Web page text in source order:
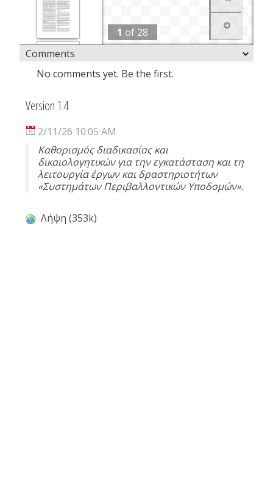
1 of 28
Comments
No comments yet. Be the first.
Version 1.4
2/11/26 10:05 AM
Καθορισμός διαδικασίας και
δικαιολογητικών για την εγκατάσταση και τη
λειτουργία έργων και δραστηριοτήτων
«Συστημάτων Περιβαλλοντικών Υποδομών».
Λήψη (353k)